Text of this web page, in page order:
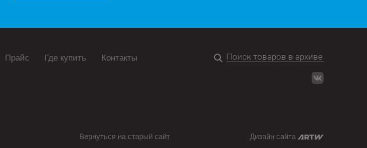
Прайс Где купить Контакты
Вернуться на старый сайт Дизайн сайта